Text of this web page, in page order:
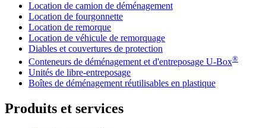
Location de camion de déménagement
Location de fourgonnette
Location de remorque
Location de véhicule de remorquage
Diables et couvertures de protection
Conteneurs de déménagement et d'entreposage U-Box®
Unités de libre-entreposage
Boîtes de déménagement réutilisables en plastique
Produits et services